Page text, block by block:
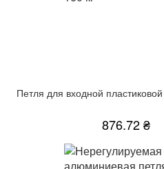
Петля для входной
876.72 ₴